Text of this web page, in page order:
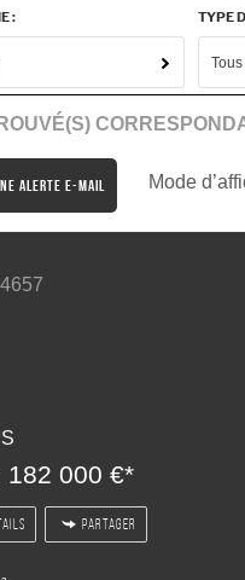
: TYPE
ALERTE E-MAIL Mode
182 000 €*
PARTAGER